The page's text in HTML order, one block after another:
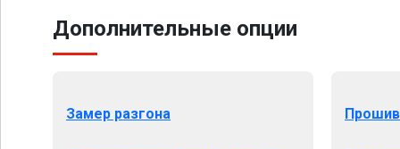
Дополнительные опции
Замер разгона